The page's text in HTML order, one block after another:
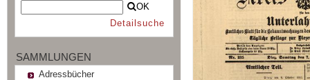
OK
Detailsuche
SAMMLUNGEN
Adressbücher